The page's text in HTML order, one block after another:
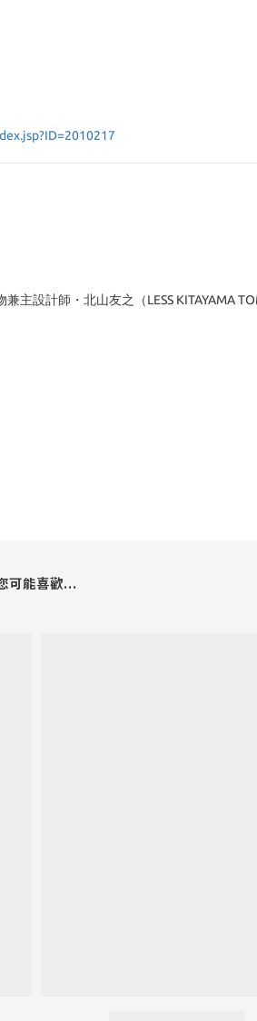
設計師・北山友之（LESS KITAYAMA
可能喜歡...